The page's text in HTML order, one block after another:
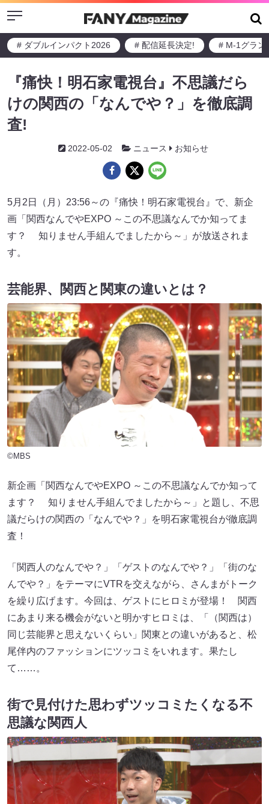
Menu
# ダブルインパクト2026 # 配信延長決定! # M-1グラン
『痛快！明石家電視台』不思議だら
けの関西の「なんでや？」を徹底調
査!
2022-05-02 ニュース お知らせ
5月2日（月）23:56～の『痛快！明石家電視台』で、新企
画「関西なんでやEXPO ～この不思議なんでか知ってま
す？ 知りません手組んでましたから～」が放送されま
す。
芸能界、関西と関東の違いとは？
©MBS
新企画「関西なんでやEXPO ～この不思議なんでか知って
ます？ 知りません手組んでましたから～」と題し、不思
議だらけの関西の「なんでや？」を明石家電視台が徹底調
査！
「関西人のなんでや？」「ゲストのなんでや？」「街のな
んでや？」をテーマにVTRを交えながら、さんまがトーク
を繰り広げます。今回は、ゲストにヒロミが登場！ 関西
にあまり来る機会がないと明かすヒロミは、「（関西は）
同じ芸能界と思えないくらい」関東との違いがあると、松
尾伴内のファッションにツッコミをいれます。果たし
て……。
街で見付けた思わずツッコミたくなる不
思議な関西人